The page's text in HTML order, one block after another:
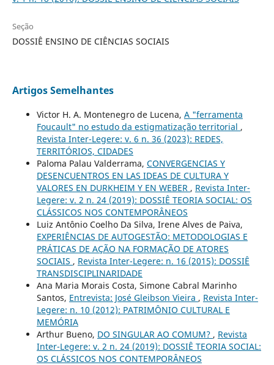
Seção
DOSSIÊ ENSINO DE CIÊNCIAS SOCIAIS
Artigos Semelhantes
Victor H. A. Montenegro de Lucena, A "ferramenta
Foucault" no estudo da estigmatização territorial ,
Revista Inter-Legere: v. 6 n. 36 (2023): REDES,
TERRITÓRIOS, CIDADES
Paloma Palau Valderrama, CONVERGENCIAS Y
DESENCUENTROS EN LAS IDEAS DE CULTURA Y
VALORES EN DURKHEIM Y EN WEBER , Revista Inter-
Legere: v. 2 n. 24 (2019): DOSSIÊ TEORIA SOCIAL: OS
CLÁSSICOS NOS CONTEMPORÂNEOS
Luiz Antônio Coelho Da Silva, Irene Alves de Paiva,
EXPERIÊNCIAS DE AUTOGESTÃO: METODOLOGIAS E
PRÁTICAS DE AÇÃO NA FORMAÇÃO DE ATORES
SOCIAIS , Revista Inter-Legere: n. 16 (2015): DOSSIÊ
TRANSDISCIPLINARIDADE
Ana Maria Morais Costa, Simone Cabral Marinho
Santos, Entrevista: José Gleibson Vieira , Revista Inter-
Legere: n. 10 (2012): PATRIMÔNIO CULTURAL E
MEMÓRIA
Arthur Bueno, DO SINGULAR AO COMUM? , Revista
Inter-Legere: v. 2 n. 24 (2019): DOSSIÊ TEORIA SOCIAL:
OS CLÁSSICOS NOS CONTEMPORÂNEOS